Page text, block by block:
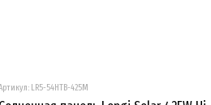
LR5-54HTB-425M